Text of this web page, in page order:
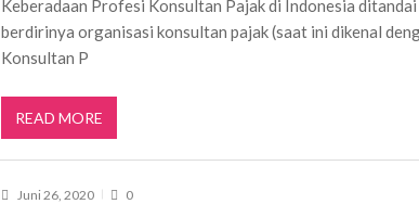
Keberadaan Profesi Konsultan Pajak di Indonesia ditandai
berdirinya organisasi konsultan pajak (saat ini dikenal
Konsultan P
READ MORE
Juni 26, 2020 0